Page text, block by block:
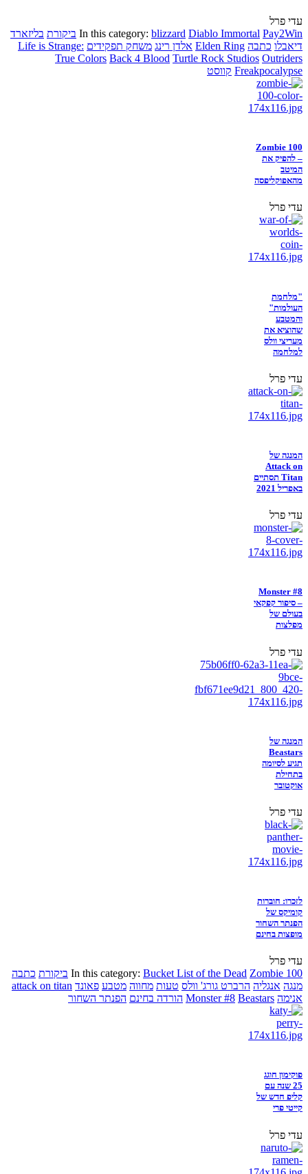
עדי פרל
In this category: blizzard Diablo Immortal Pay2Win ביקורת בליזארד
דיאבלו כתבה Elden Ring אלדן רינג משחק תפקידים Life is Strange:
True Colors Back 4 Blood Turtle Rock Studios Outriders
Freakpocalypse קווסט
Zombie 100
– להפיק את
המיטב
מהאפוקליפסה
עדי פרל
"מלחמת
העולמות"
והמטבע
שהוציא את
מעריצי וולס
למלחמה
עדי פרל
המנגה של
Attack on
Titan תסתיים
באפריל 2021
עדי פרל
Monster #8
– סיפור קפקאי
בעולם של
מפלצות
עדי פרל
המנגה של
Beastars
תגיע לסיומה
בתחילת
אוקטובר
עדי פרל
לזכרו: חוברות
קומיקס של
הפנתר השחור
מופצות בחינם
עדי פרל
In this category: Bucket List of the Dead Zombie 100 ביקורת כתבה
מנגה אנגליה הרברט גורג' וולס טעות מחווה מטבע פאונד attack on titan
אנימה
Monster #8 Beastars הורדה בחינם הפנתר השחור
פוקימון חוגג
25 שנה עם
קליפ חדש של
קייטי פרי
עדי פרל